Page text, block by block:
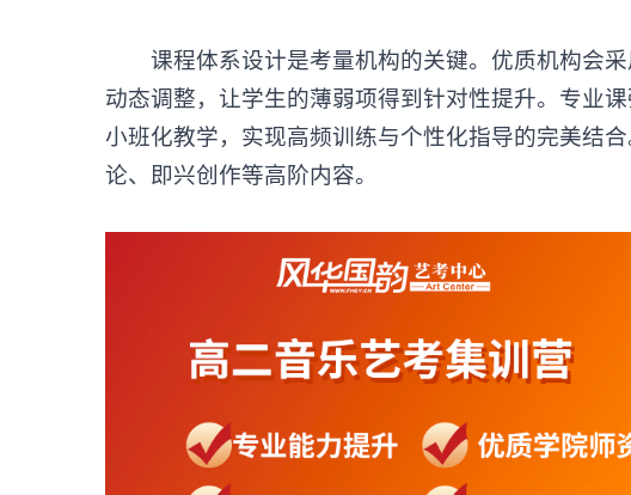
课程体系设计是考量机构的关键。优质机构会采
动态调整，让学生的薄弱项得到针对性提升。专业
小班化教学，实现高频训练与个性化指导的完美结
论、即兴创作等高阶内容。